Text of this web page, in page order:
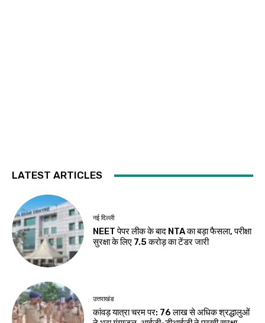
LATEST ARTICLES
नई दिल्ली
NEET पेपर लीक के बाद NTA का बड़ा फैसला, परीक्षा
सुरक्षा के लिए ₹7.5 करोड़ का टेंडर जारी
उत्तराखंड
कांवड़ यात्रा चरम पर: 76 लाख से अधिक श्रद्धालुओं